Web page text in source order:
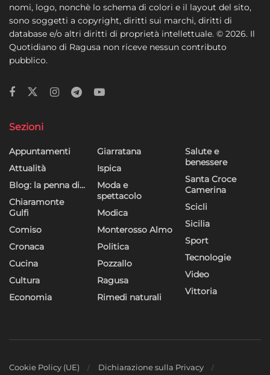
nomi, logo, nonchè lo schema di colori e il layout del sito,
sono soggetti a copyright, diritti sui marchi, diritti di
database e/o altri diritti di proprietà intellettuale. © 2026. Il
Quotidiano di Ragusa non riceve nessun contributo
pubblico.
Sezioni
Appuntamenti
Attualità
Blog: la penna di…
Chiaramonte
Gulfi
Comiso
Cronaca
Cucina
Cultura
Economia
Giarratana
Ispica
Moda e
spettacolo
Modica
Monterosso Almo
Politica
Pozzallo
Ragusa
Rimedi naturali
Salute e
benessere
Santa Croce
Camerina
Scicli
Sicilia
Sport
Tecnologie
Video
Vittoria
Cookie Policy (UE) Dichiarazione sulla Privacy